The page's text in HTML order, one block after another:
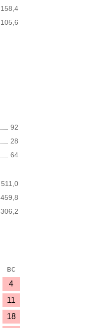
158,4
105,6
92
28
64
511,0
459,8
306,2
вс
4
11
18